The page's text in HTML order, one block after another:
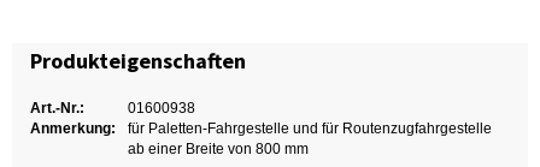
Produkteigenschaften
Art.-Nr.:
01600938
Anmerkung:
für Paletten-Fahrgestelle und für Routenzugfahrgestelle
ab einer Breite von 800 mm